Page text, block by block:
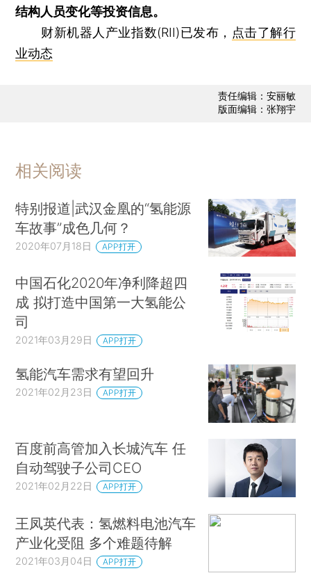
结构人员变化等投资信息。
财新机器人产业指数(RII)已发布， 点击了解行
业动态
责任编辑：安丽敏
版面编辑：张翔宇
相关阅读
特别报道|武汉金凰的“氢能源
车故事”成色几何？
2020年07月18日 APP打开
中国石化2020年净利降超四
成 拟打造中国第一大氢能公
司
2021年03月29日 APP打开
氢能汽车需求有望回升
2021年02月23日 APP打开
百度前高管加入长城汽车 任
自动驾驶子公司CEO
2021年02月22日 APP打开
王凤英代表：氢燃料电池汽车
产业化受阻 多个难题待解
2021年03月04日 APP打开